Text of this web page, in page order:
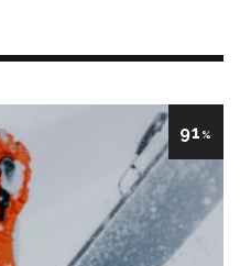
91 %